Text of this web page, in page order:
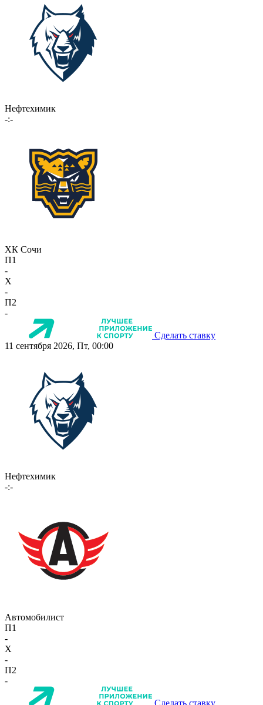
Нефтехимик
-:-
ХК Сочи
П1
-
X
-
П2
-
Сделать ставку
11 сентября 2026, Пт, 00:00
Нефтехимик
-:-
Автомобилист
П1
-
X
-
П2
-
Сделать ставку